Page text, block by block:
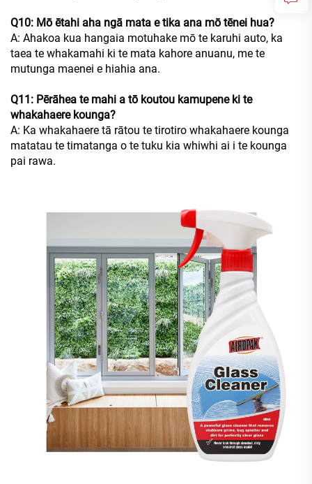
Q10: Mō ētahi aha ngā mata e tika ana mō tēnei hua?
A: Ahakoa kua hangaia motuhake mō te karuhi auto, ka
taea te whakamahi ki te mata kahore anuanu, me te
mutunga maenei e hiahia ana.
Q11: Pērāhea te mahi a tō koutou kamupene ki te
whakahaere kounga?
A: Ka whakahaere tā rātou te tirotiro whakahaere kounga
matatau te timatanga o te tuku kia whiwhi ai i te kounga
pai rawa.